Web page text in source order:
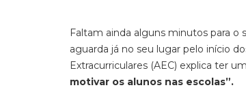
Faltam ainda alguns minutos para
aguarda já no seu lugar pelo início
Extracurriculares (AEC) explica ter
motivar os alunos nas escolas”.